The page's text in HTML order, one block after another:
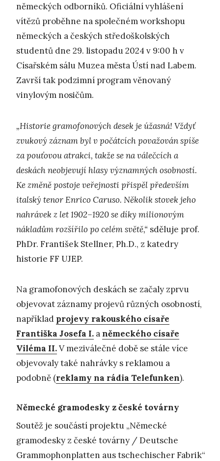
německých odborníků. Oficiální vyhlášení
vítězů proběhne na společném workshopu
německých a českých středoškolských
studentů dne 29. listopadu 2024 v 9:00 h v
Císařském sálu Muzea města Ústí nad Labem.
Završí tak podzimní program věnovaný
vinylovým nosičům.
„Historie gramofonových desek je úžasná! Vždyť
zvukový záznam byl v počátcích považován spíše
za pouťovou atrakci, takže se na válečcích a
deskách neobjevují hlasy významných osobností.
Ke změně postoje veřejnosti přispěl především
italský tenor Enrico Caruso. Několik stovek jeho
nahrávek z let 1902–1920 se díky milionovým
nákladům rozšířilo po celém světě,“ sděluje prof.
PhDr. František Stellner, Ph.D., z katedry
historie FF UJEP.
Na gramofonových deskách se začaly zprvu
objevovat záznamy projevů různých osobností,
například projevy rakouského císaře
Františka Josefa I. aněmeckého císaře
Viléma II.V meziválečné době se stále více
objevovaly také nahrávky s reklamou a
podobně (reklamy na rádia Telefunken).
Německé gramodesky z české továrny
Soutěž je součástí projektu „Německé
gramodesky z české továrny / Deutsche
Grammophonplatten aus tschechischer Fabrik“